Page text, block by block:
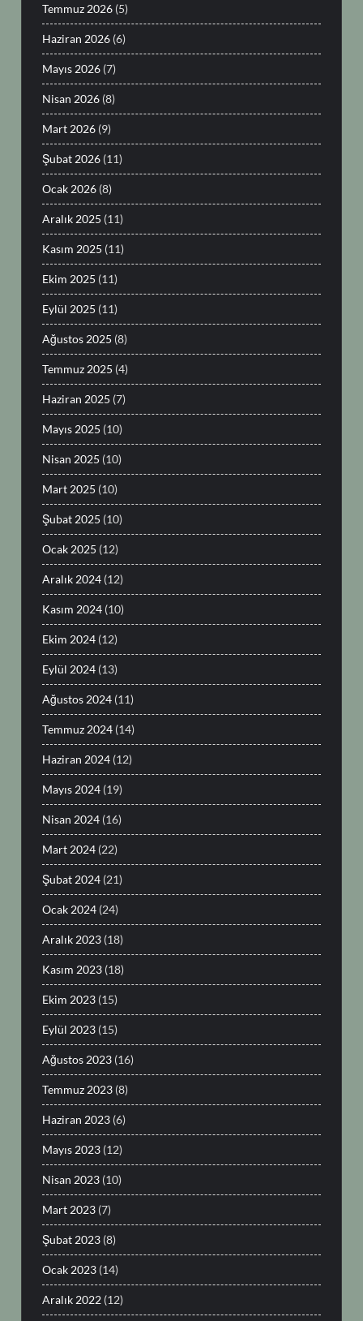
Temmuz 2026 (5)
Haziran 2026 (6)
Mayıs 2026 (7)
Nisan 2026 (8)
Mart 2026 (9)
Şubat 2026 (11)
Ocak 2026 (8)
Aralık 2025 (11)
Kasım 2025 (11)
Ekim 2025 (11)
Eylül 2025 (11)
Ağustos 2025 (8)
Temmuz 2025 (4)
Haziran 2025 (7)
Mayıs 2025 (10)
Nisan 2025 (10)
Mart 2025 (10)
Şubat 2025 (10)
Ocak 2025 (12)
Aralık 2024 (12)
Kasım 2024 (10)
Ekim 2024 (12)
Eylül 2024 (13)
Ağustos 2024 (11)
Temmuz 2024 (14)
Haziran 2024 (12)
Mayıs 2024 (19)
Nisan 2024 (16)
Mart 2024 (22)
Şubat 2024 (21)
Ocak 2024 (24)
Aralık 2023 (18)
Kasım 2023 (18)
Ekim 2023 (15)
Eylül 2023 (15)
Ağustos 2023 (16)
Temmuz 2023 (8)
Haziran 2023 (6)
Mayıs 2023 (12)
Nisan 2023 (10)
Mart 2023 (7)
Şubat 2023 (8)
Ocak 2023 (14)
Aralık 2022 (12)